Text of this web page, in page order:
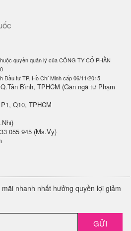
quyền quản lý của CÔNG TY CỔ PHẦN
Đầu tư TP. Hồ Chí Minh cấp 06/11/2015
Bình, TPHCM (Gần ngã tư Phạm
Q10, TPHCM
055 945 (Ms.Vy)
nhanh nhất hưởng quyền lợi giảm
GỬI